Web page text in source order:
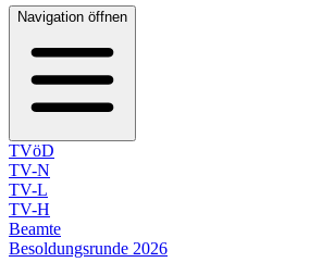
Navigation öffnen
TVöD
TV-N
TV-L
TV-H
Beamte
Besoldungsrunde 2026